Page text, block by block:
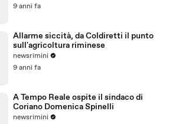
9 anni fa
Allarme siccità, da Coldiretti il punto
sull'agricoltura riminese
newsrimini
9 anni fa
A Tempo Reale ospite il sindaco di
Coriano Domenica Spinelli
newsrimini